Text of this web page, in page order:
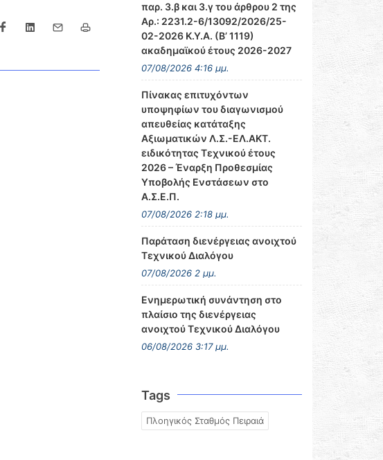
παρ. 3.β και 3.γ του άρθρου 2 της
Αρ.: 2231.2-6/13092/2026/25-
02-2026 Κ.Υ.Α. (Β’ 1119)
ακαδημαϊκού έτους 2026-2027
07/08/2026 4:16 μμ.
Πίνακας επιτυχόντων
υποψηφίων του διαγωνισμού
απευθείας κατάταξης
Αξιωματικών Λ.Σ.-ΕΛ.ΑΚΤ.
ειδικότητας Τεχνικού έτους
2026 – Έναρξη Προθεσμίας
Υποβολής Ενστάσεων στο
Α.Σ.Ε.Π.
07/08/2026 2:18 μμ.
Παράταση διενέργειας ανοιχτού
Τεχνικού Διαλόγου
07/08/2026 2 μμ.
Ενημερωτική συνάντηση στο
πλαίσιο της διενέργειας
ανοιχτού Τεχνικού Διαλόγου
06/08/2026 3:17 μμ.
Tags
Πλοηγικός Σταθμός Πειραιά